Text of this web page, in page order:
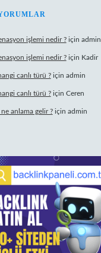
işlemi nedir ?için admin
işlemi nedir ?için Kadir
canlı türü ?için admin
canlı türü ?için Ceren
anlama gelir ?için admin